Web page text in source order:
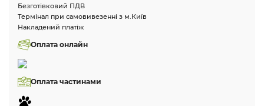
Безготівковий ПДВ
Термінал при самовивезенні з м.Київ
Накладений платіж
Оплата онлайн
Оплата частинами